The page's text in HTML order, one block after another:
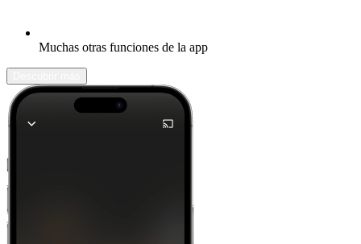
Muchas otras funciones de la app